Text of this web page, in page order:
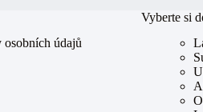
osobních údajů
Vyberte si